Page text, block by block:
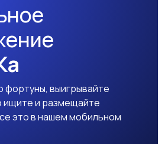
фортуны, выигрывайте
ищите и размещайте
это в нашем мобильном